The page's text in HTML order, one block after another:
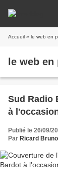
Accueil » le web en
le web en
Sud Radio
à
Publié le 26/09/
Par Ricard Bruno